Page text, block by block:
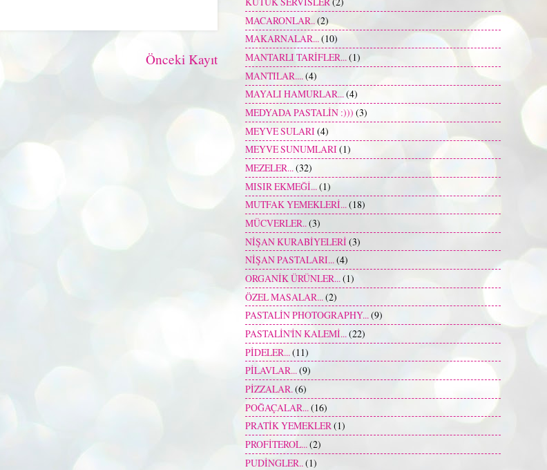
Önceki Kayıt
MACARONLAR.. (2)
MAKARNALAR...(10)
MANTARLI TARİFLER...(1)
MANTILAR.... (4)
MAYALI HAMURLAR...(4)
MEDYADA PASTALİN :))) (3)
MEYVE SULARI (4)
MEYVE SUNUMLARI (1)
MEZELER...(32)
MISIR EKMEĞİ...(1)
MUTFAK YEMEKLERİ...(18)
MÜCVERLER..(3)
NİŞAN KURABİYELERİ (3)
NİŞAN PASTALARI...(4)
ORGANİK ÜRÜNLER...(1)
ÖZEL MASALAR... (2)
PASTALİN PHOTOGRAPHY...(9)
PASTALİN'İN KALEMİ...(22)
PİDELER...(11)
PİLAVLAR...(9)
PİZZALAR.(6)
POĞAÇALAR... (16)
PRATİK YEMEKLER(1)
PROFİTEROL...(2)
PUDİNGLER.. (1)